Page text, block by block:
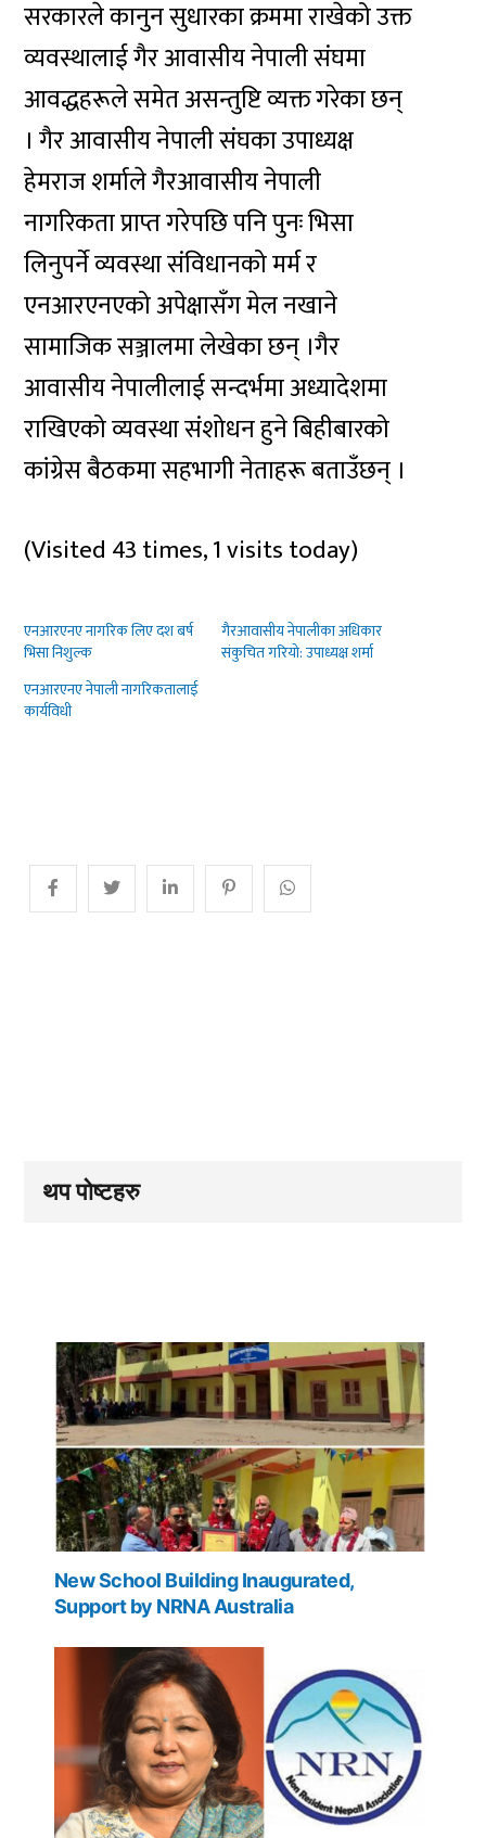
सरकारले कानुन सुधारका क्रममा राखेको उक्त
व्यवस्थालाई गैर आवासीय नेपाली संघमा
आवद्धहरूले समेत असन्तुष्टि व्यक्त गरेका छन्
। गैर आवासीय नेपाली संघका उपाध्यक्ष
हेमराज शर्माले गैरआवासीय नेपाली
नागरिकता प्राप्त गरेपछि पनि पुनः भिसा
लिनुपर्ने व्यवस्था संविधानको मर्म र
एनआरएनएको अपेक्षासँग मेल नखाने
सामाजिक सञ्जालमा लेखेका छन् ।गैर
आवासीय नेपालीलाई सन्दर्भमा अध्यादेशमा
राखिएको व्यवस्था संशोधन हुने बिहीबारको
कांग्रेस बैठकमा सहभागी नेताहरू बताउँछन् ।
(Visited 43 times, 1 visits today)
एनआरएनए नागरिक लिए दश बर्ष
भिसा निशुल्क
गैरआवासीय नेपालीका अधिकार
संकुचित गरियो: उपाध्यक्ष शर्मा
एनआरएनए नेपाली नागरिकतालाई
कार्यविधी
थप पोष्टहरु
New School Building Inaugurated,
Support by NRNA Australia